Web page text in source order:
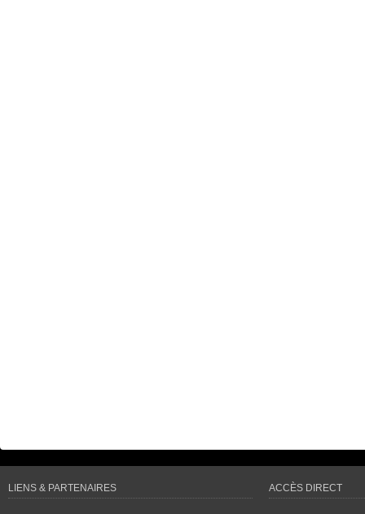
LIENS & PARTENAIRES ACCÈS DIRECT